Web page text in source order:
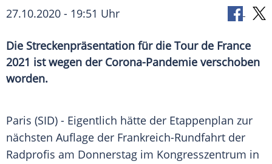
27.10.2020 - 19:51 Uhr
Die Streckenpräsentation für die Tour de France
2021 ist wegen der Corona-Pandemie verschoben
worden.
Paris (SID) - Eigentlich hätte der Etappenplan zur
nächsten Auflage der Frankreich-Rundfahrt der
Radprofis am Donnerstag im Kongresszentrum in